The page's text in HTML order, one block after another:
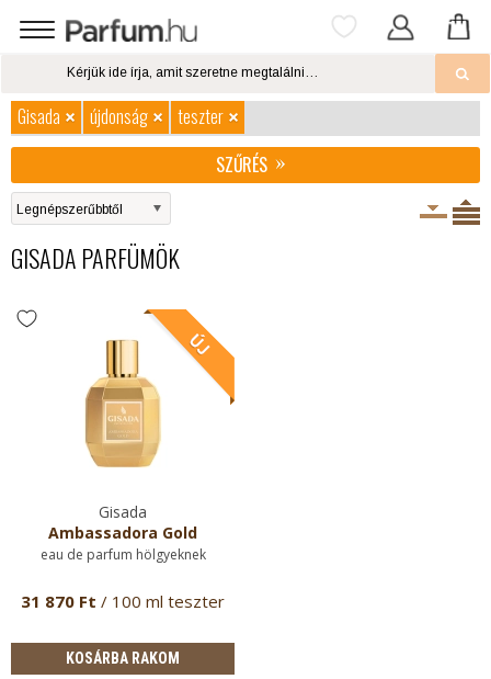
Gisada újdonság
teszter
SZŰRÉS
GISADA PARFÜMÖK
Gisada
Ambassadora Gold
eau de parfum hölgyeknek
31 870 Ft / 100 ml teszter
KOSÁRBA RAKOM